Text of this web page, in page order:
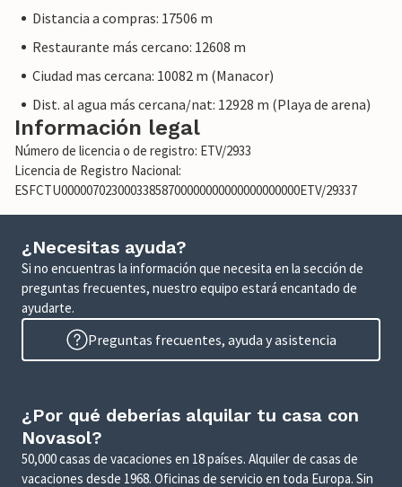
Distancia a compras: 17506 m
Restaurante más cercano: 12608 m
Ciudad mas cercana: 10082 m (Manacor)
Dist. al agua más cercana/nat: 12928 m (Playa de arena)
Información legal
Número de licencia o de registro: ETV/2933
Licencia de Registro Nacional:
ESFCTU00000702300033858700000000000000000000ETV/29337
¿Necesitas ayuda?
Si no encuentras la información que necesita en la sección de
preguntas frecuentes, nuestro equipo estará encantado de
ayudarte.
Preguntas frecuentes, ayuda y asistencia
¿Por qué deberías alquilar tu casa con
Novasol?
50,000 casas de vacaciones en 18 países. Alquiler de casas de
vacaciones desde 1968. Oficinas de servicio en toda Europa. Sin